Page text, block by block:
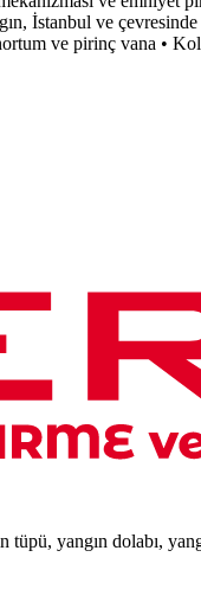
İstanbul ve
ve pirinç vana •
yangın dolabı,